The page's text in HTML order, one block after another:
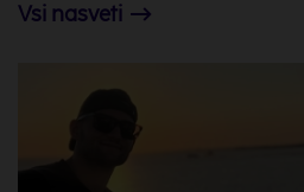
Vsi nasveti